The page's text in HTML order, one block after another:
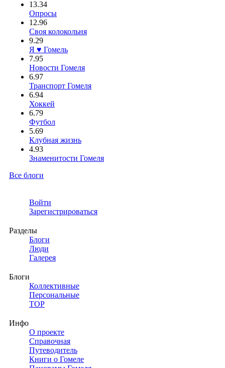
13.34
Опросы
12.96
Своя колокольня
9.29
Я ♥ Гомель
7.95
Новости Гомеля
6.97
Транспорт Гомеля
6.94
Хоккей
6.79
Футбол
5.69
Клубная жизнь
4.93
Знаменитости Гомеля
Все блоги
Войти
Зарегистрироваться
Разделы
Блоги
Люди
Галерея
Блоги
Коллективные
Персональные
TOP
Инфо
О проекте
Справочная
Путеводитель
Книги о Гомеле